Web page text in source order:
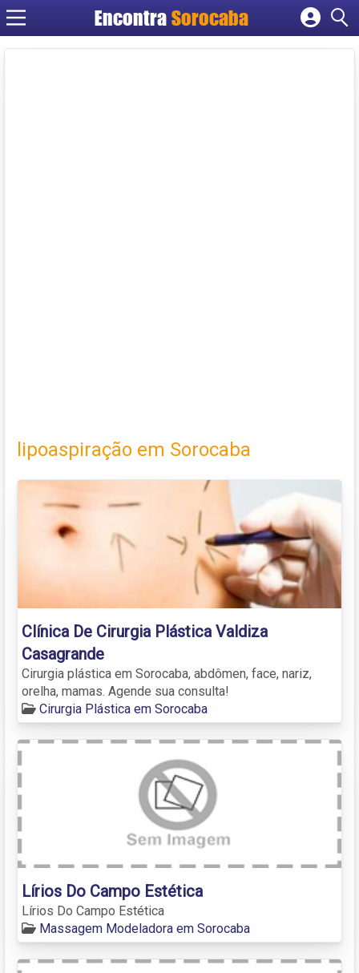
EncontraSorocaba
Cadastrar empresa
lipoaspiração em Sorocaba
Clínica De Cirurgia Plástica Valdiza
Casagrande
Cirurgia plástica em Sorocaba, abdômen, face, nariz,
orelha, mamas. Agende sua consulta!
Cirurgia Plástica em Sorocaba
Lírios Do Campo Estética
Lírios Do Campo Estética
Massagem Modeladora em Sorocaba